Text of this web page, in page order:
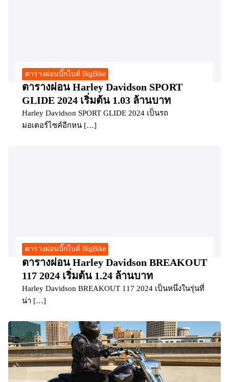
ตารางผ่อนบิ๊กไบค์ BigBike
ตารางผ่อน Harley Davidson SPORT
GLIDE 2024 เริ่มต้น 1.03 ล้านบาท
Harley Davidson SPORT GLIDE 2024 เป็นรถ
มอเตอร์ไซค์อีกหน […]
ตารางผ่อนบิ๊กไบค์ BigBike
ตารางผ่อน Harley Davidson BREAKOUT
117 2024 เริ่มต้น 1.24 ล้านบาท
Harley Davidson BREAKOUT 117 2024 เป็นหนึ่งในรุ่นที่
น่า […]